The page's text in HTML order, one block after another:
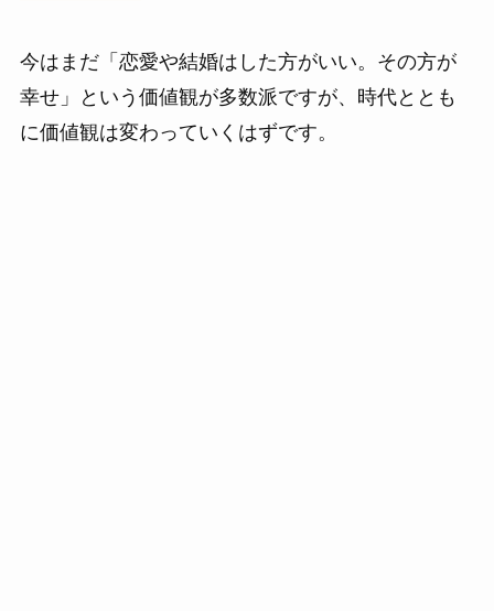
今はまだ「恋愛や結婚はした方がいい。その方が
幸せ」という価値観が多数派ですが、時代ととも
に価値観は変わっていくはずです。